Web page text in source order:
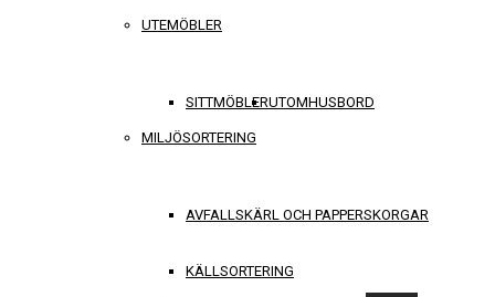
UTEMÖBLER
SITTMÖBLERUTOMHUSBORD
MILJÖSORTERING
AVFALLSKÄRL OCH PAPPERSKORGAR
KÄLLSORTERING